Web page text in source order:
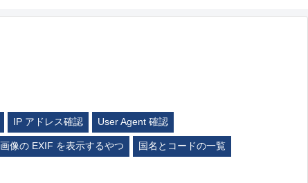
IP アドレス確認 User Agent 確認
画像の EXIF を表示するやつ 国名とコードの一覧